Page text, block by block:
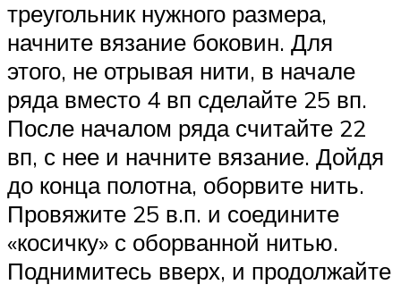
треугольник нужного размера,
начните вязание боковин. Для
этого, не отрывая нити, в начале
ряда вместо 4 вп сделайте 25 вп.
После началом ряда считайте 22
вп, с нее и начните вязание. Дойдя
до конца полотна, оборвите нить.
Провяжите 25 в.п. и соедините
«косичку» с оборванной нитью.
Поднимитесь вверх, и продолжайте